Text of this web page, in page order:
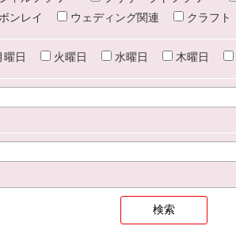
ンレイ
ウェディング関連 クラフト
曜日 火曜日 水曜日 木曜日